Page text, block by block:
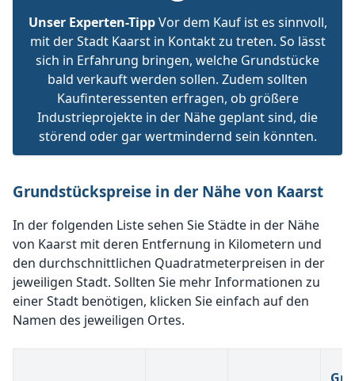
Unser Experten-TippVor dem Kauf ist es sinnvoll,
mit der Stadt Kaarst in Kontakt zu treten. So lässt
sich in Erfahrung bringen, welche Grundstücke
bald verkauft werden sollen. Zudem sollten
Kaufinteressenten erfragen, ob größere
Industrieprojekte in der Nähe geplant sind, die
störend oder gar wertmindernd sein könnten.
Grundstückspreise in der Nähe von Kaarst
In der folgenden Liste sehen Sie Städte in der Nähe
von Kaarst mit deren Entfernung in Kilometern und
den durchschnittlichen Quadratmeterpreisen in der
jeweiligen Stadt. Sollten Sie mehr Informationen zu
einer Stadt benötigen, klicken Sie einfach auf den
Namen des jeweiligen Ortes.